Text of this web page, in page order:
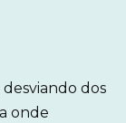
dos
onde